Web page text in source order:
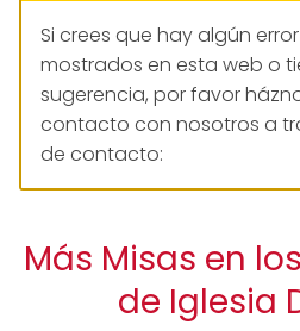
Si crees que hay algún
mostrados en esta web o
sugerencia, por favor
contacto con nosotros a
de contacto:
Más Misas en
de Iglesia